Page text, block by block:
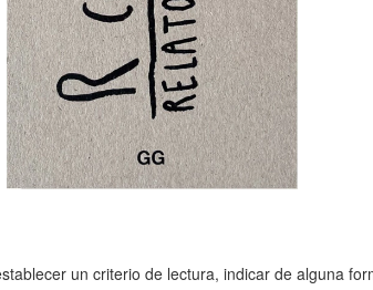
un criterio de lectura, indicar de alguna